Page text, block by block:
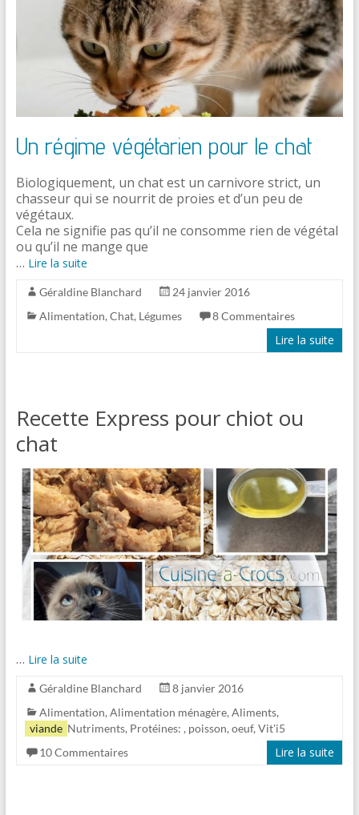
Un régime végétarien pour le chat
Biologiquement, un chat est un carnivore strict, un
chasseur qui se nourrit de proies et d’un peu de
végétaux.
Cela ne signifie pas qu’il ne consomme rien de végétal
ou qu’il ne mange que
… Lire la suite
Géraldine Blanchard
24 janvier 2016
Alimentation, Chat, Légumes 8 Commentaires
Lire la suite
Recette Express pour chiot ou
chat
… Lire la suite
Géraldine Blanchard
8 janvier 2016
Alimentation,Alimentation ménagère,Aliments,
Nutriments, Protéines:
viande , poisson, oeuf,Vit'i5
10 Commentaires
Lire la suite